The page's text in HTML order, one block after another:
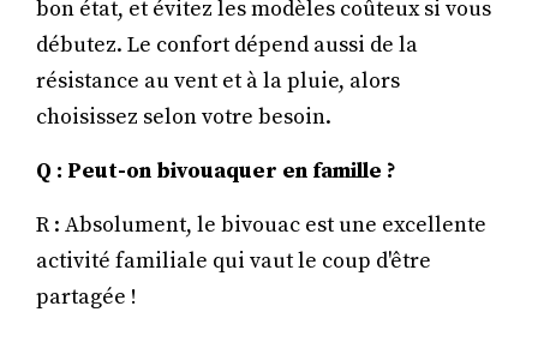
bon état, et évitez les modèles coûteux si vous
débutez. Le confort dépend aussi de la
résistance au vent et à la pluie, alors
choisissez selon votre besoin.
Q : Peut-on bivouaquer en famille ?
R : Absolument, le bivouac est une excellente
activité familiale qui vaut le coup d'être
partagée !